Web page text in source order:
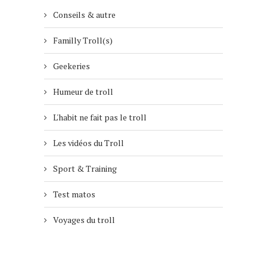
Conseils & autre
Familly Troll(s)
Geekeries
Humeur de troll
L'habit ne fait pas le troll
Les vidéos du Troll
Sport & Training
Test matos
Voyages du troll